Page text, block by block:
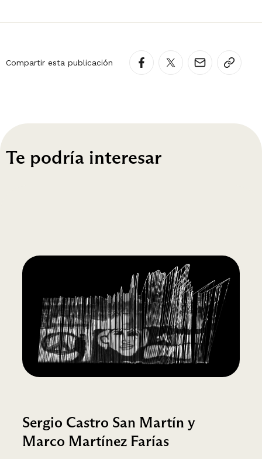
Compartir esta publicación
Te podría interesar
Sergio Castro San Martín y
Marco Martínez Farías